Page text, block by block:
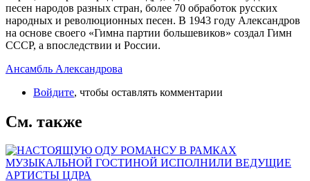
песен народов разных стран, более 70 обработок русских
народных и революционных песен. В 1943 году Александров
на основе своего «Гимна партии большевиков» создал Гимн
СССР, а впоследствии и России.
Ансамбль Александрова
Войдите, чтобы оставлять комментарии
См. также